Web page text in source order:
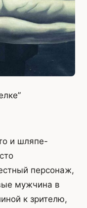
и шляпе-
персонаж,
мужчина в
к зрителю,